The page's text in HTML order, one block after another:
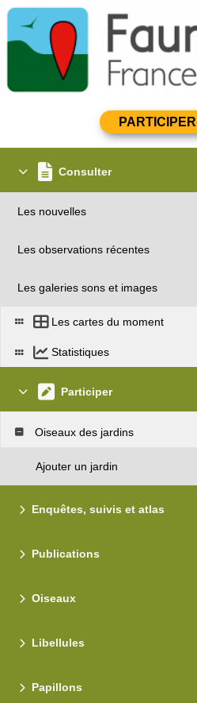
Consulter
Les nouvelles
Les observations récentes
Les galeries sons et images
Les cartes du moment
Statistiques
Participer
Oiseaux des jardins
Ajouter un jardin
Enquêtes, suivis et atlas
Publications
Oiseaux
Libellules
Papillons